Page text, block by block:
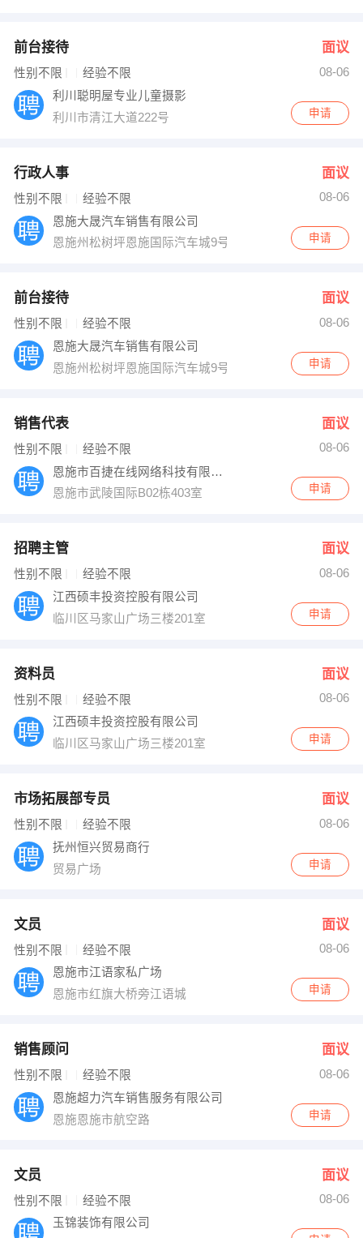
前台接待 面议
性别不限 经验不限
08-06
利川聪明屋专业儿童摄影
利川市清江大道222号
申请
行政人事 面议
性别不限 经验不限
08-06
恩施大晟汽车销售有限公司
恩施州松树坪恩施国际汽车城9号楼
申请
前台接待 面议
性别不限 经验不限
08-06
恩施大晟汽车销售有限公司
恩施州松树坪恩施国际汽车城9号楼
申请
销售代表 面议
性别不限 经验不限
08-06
恩施市百捷在线网络科技有限公司
恩施市武陵国际B02栋403室
申请
招聘主管 面议
性别不限 经验不限
08-06
江西硕丰投资控股有限公司
临川区马家山广场三楼201室
申请
资料员 面议
性别不限 经验不限
08-06
江西硕丰投资控股有限公司
临川区马家山广场三楼201室
申请
市场拓展部专员 面议
性别不限 经验不限
08-06
抚州恒兴贸易商行
贸易广场
申请
文员 面议
性别不限 经验不限
08-06
恩施市江语家私广场
恩施市红旗大桥旁江语城
申请
销售顾问 面议
性别不限 经验不限
08-06
恩施超力汽车销售服务有限公司
恩施恩施市航空路
申请
文员 面议
性别不限 经验不限
08-06
玉锦装饰有限公司